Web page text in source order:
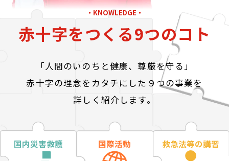
・KNOWLEDGE・
赤十字をつくる9つのコト
「人間のいのちと健康、尊厳を守る」
赤十字の理念をカタチにした９つの事業を
詳しく紹介します。
国内災害救護 国際活動 救急法等の講習